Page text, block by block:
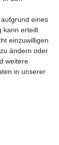
AGB
eines
kann erteilt
einzuwilligen
ändern oder
weitere
in unserer